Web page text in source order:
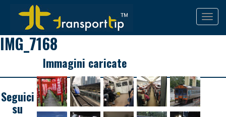
IMG_7168
Immagini caricate
Seguici
su